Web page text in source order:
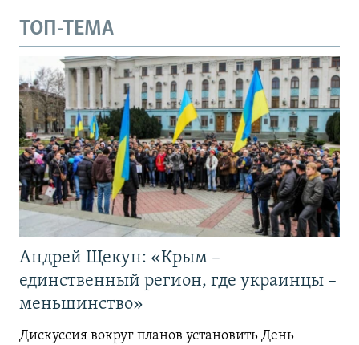
ТОП-ТЕМА
Андрей Щекун: «Крым –
единственный регион, где украинцы –
меньшинство»
Дискуссия вокруг планов установить День